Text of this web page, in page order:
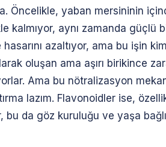
Öncelikle, yaban mersininin
kalmıyor, aynı zamanda güçlü
azaltıyor, ama bu işin
oluşan ama aşırı birikince
Ama bu nötralizasyon
lazım. Flavonoidler ise,
bu da göz kuruluğu ve yaşa